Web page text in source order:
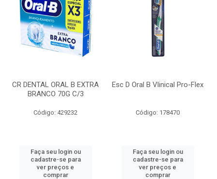
CR DENTAL ORAL B EXTRA
BRANCO 70G C/3
Código: 429232
Faça seu login ou
cadastre-se para
ver preços e
comprar
Esc D Oral B Vlinical Pro-Flex
Código: 178470
Faça seu login ou
cadastre-se para
ver preços e
comprar